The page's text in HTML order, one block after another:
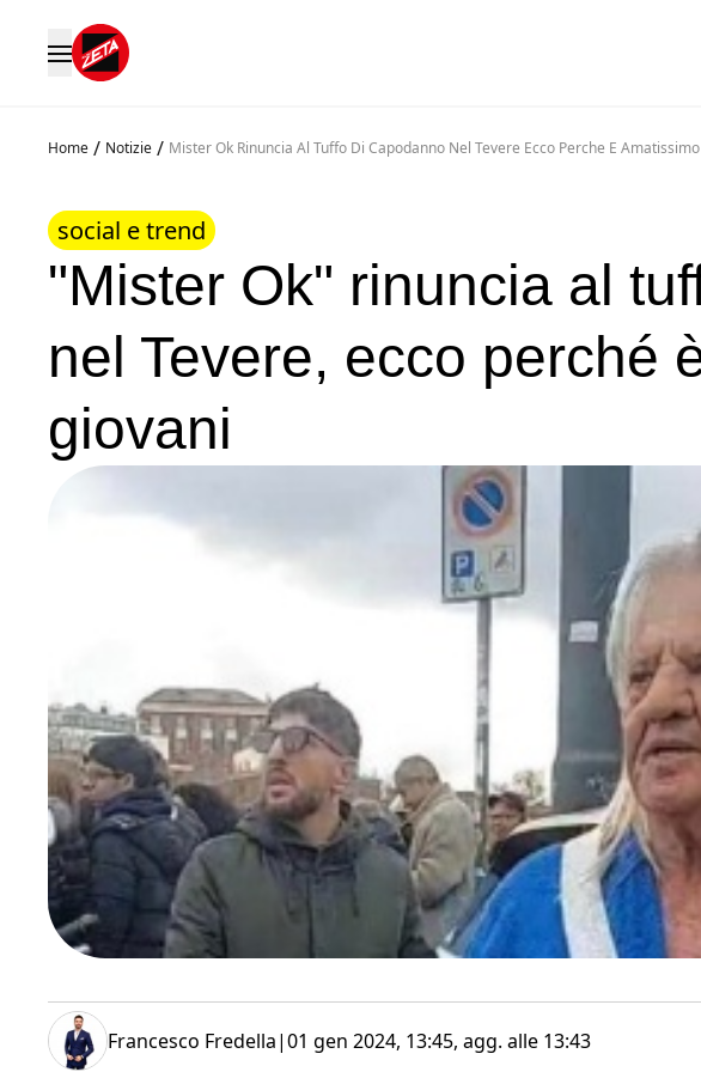
Home / Notizie / Mister Ok Rinuncia Al Tuffo Di Capodanno Nel Tevere Ecco Perche E
social e trend
"Mister Ok" rinuncia al
nel Tevere, ecco perché
giovani
Francesco Fredella|01 gen 2024, 13:45, agg. alle 13:43